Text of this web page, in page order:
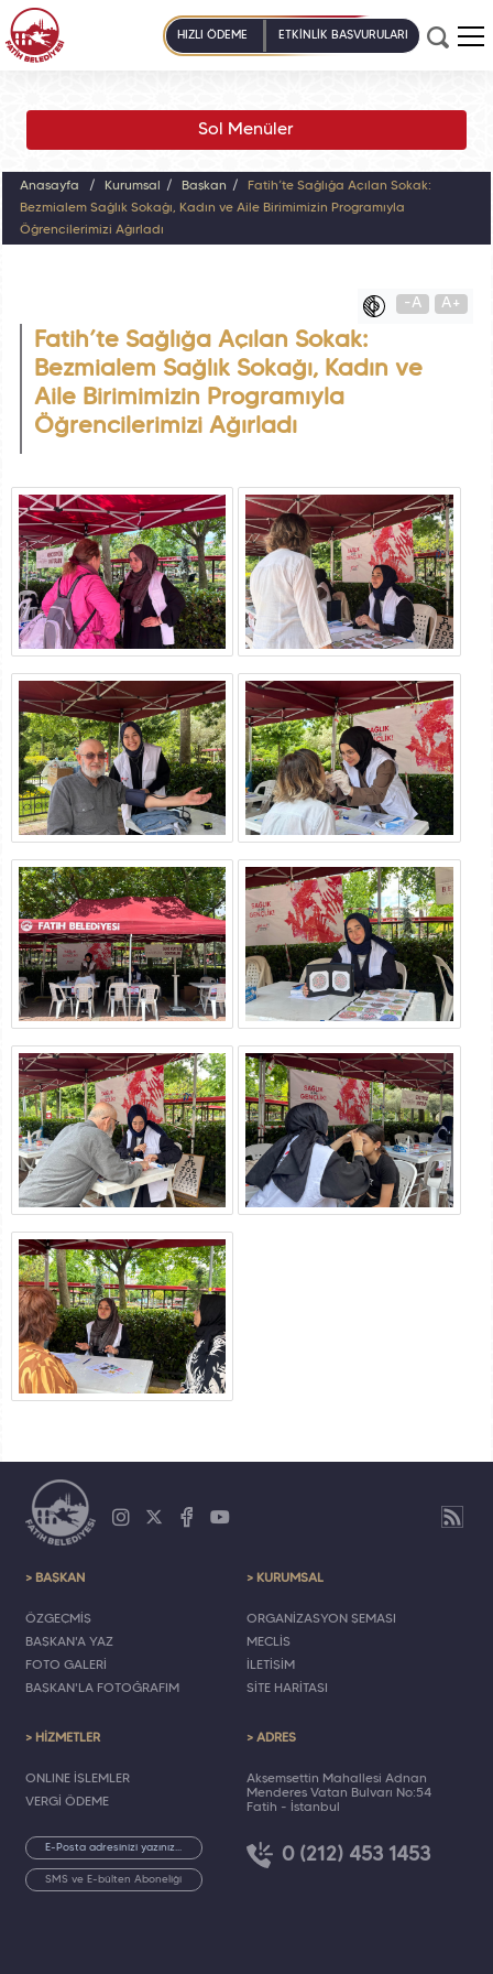
HIZLI ÖDEME ETKİNLİK BAŞVURULARI
Sol Menüler
Anasayfa Kurumsal Başkan
Fatih’te Sağlığa Açılan Sokak:
Bezmialem Sağlık Sokağı, Kadın ve Aile Birimimizin Programıyla
Öğrencilerimizi Ağırladı
-A A+
Fatih’te Sağlığa Açılan Sokak:
Bezmialem Sağlık Sokağı, Kadın ve
Aile Birimimizin Programıyla
Öğrencilerimizi Ağırladı
> BAŞKAN
ÖZGEÇMİŞ
BAŞKAN'A YAZ
FOTO GALERİ
BAŞKAN'LA FOTOĞRAFIM
> KURUMSAL
ORGANİZASYON ŞEMASI
MECLİS
İLETİŞİM
SİTE HARİTASI
> HİZMETLER
ONLINE İŞLEMLER
VERGİ ÖDEME
SMS ve E-bülten Aboneliği
> ADRES
Akşemsettin Mahallesi Adnan
Menderes Vatan Bulvarı No:54
Fatih - İstanbul
0 (212) 453 1453